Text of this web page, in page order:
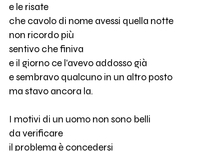
e le risate
che cavolo di nome avessi quella notte
non ricordo più
sentivo che finiva
e il giorno ce l'avevo addosso già
e sembravo qualcuno in un altro posto
ma stavo ancora la.
I motivi di un uomo non sono belli
da verificare
il problema è concedersi